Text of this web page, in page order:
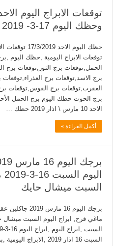
وحظك اليوم 17-3- 2019 الابراج اليومية 2019
توقعات الابراج اليومية ,حظك اليوم
الحمل,توقعات برج الثور,توقعات برج
برج الاسد,توقعات برج
العقرب,توقعات برج القوس,توقعات
الاحد 10 مارس \ اذار 2019 حظك …
أكمل القراءة »
السبت ميشال حايك